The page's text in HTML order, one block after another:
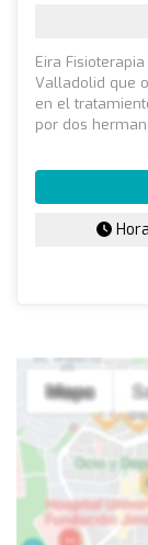
Eira
Valladolid que
en el
por dos